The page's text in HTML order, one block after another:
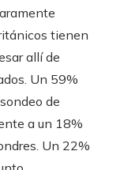
tienen
allí de
Un 59%
de
a un 18%
Un 22%